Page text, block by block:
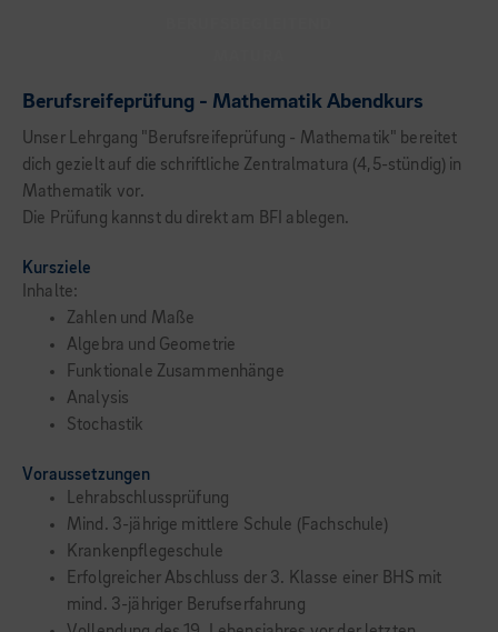
Berufsreifeprüfung - Mathematik Abendkurs
Unser Lehrgang "Berufsreifeprüfung - Mathematik" bereitet
dich gezielt auf die schriftliche Zentralmatura (4,5-stündig) in
Mathematik vor.
Die Prüfung kannst du direkt am BFI ablegen.
Kursziele
Inhalte:
Zahlen und Maße
Algebra und Geometrie
Funktionale Zusammenhänge
Analysis
Stochastik
Voraussetzungen
Lehrabschlussprüfung
Mind. 3-jährige mittlere Schule (Fachschule)
Krankenpflegeschule
Erfolgreicher Abschluss der 3. Klasse einer BHS mit
mind. 3-jähriger Berufserfahrung